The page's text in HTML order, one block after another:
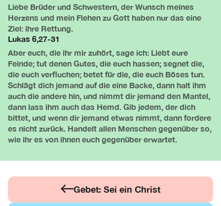
Liebe Brüder und Schwestern, der Wunsch meines
Herzens und mein Flehen zu Gott haben nur das eine
Ziel: ihre Rettung.
Lukas 6,27-31
Aber euch, die ihr mir zuhört, sage ich: Liebt eure
Feinde; tut denen Gutes, die euch hassen; segnet die,
die euch verfluchen; betet für die, die euch Böses tun.
Schlägt dich jemand auf die eine Backe, dann halt ihm
auch die andere hin, und nimmt dir jemand den Mantel,
dann lass ihm auch das Hemd. Gib jedem, der dich
bittet, und wenn dir jemand etwas nimmt, dann fordere
es nicht zurück. Handelt allen Menschen gegenüber so,
wie ihr es von ihnen euch gegenüber erwartet.
Gebet: Sei ein Christ